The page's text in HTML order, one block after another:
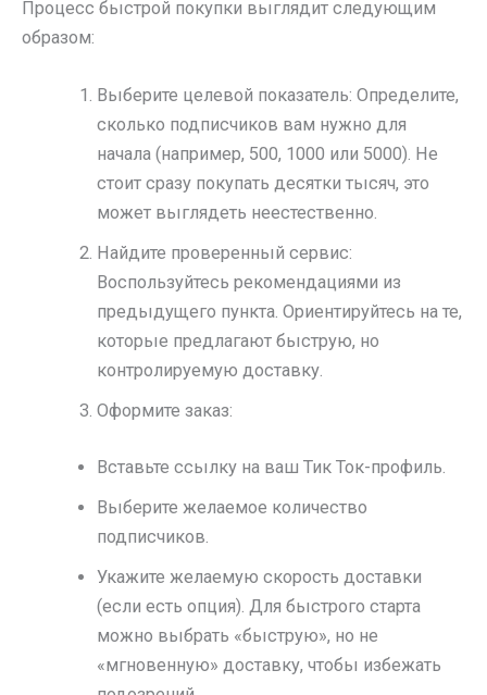
Процесс быстрой покупки выглядит следующим
образом:
Выберите целевой показатель: Определите,
сколько подписчиков вам нужно для
начала (например, 500, 1000 или 5000). Не
стоит сразу покупать десятки тысяч, это
может выглядеть неестественно.
Найдите проверенный сервис:
Воспользуйтесь рекомендациями из
предыдущего пункта. Ориентируйтесь на те,
которые предлагают быструю, но
контролируемую доставку.
Оформите заказ:
Вставьте ссылку на ваш Тик Ток-профиль.
Выберите желаемое количество
подписчиков.
Укажите желаемую скорость доставки
(если есть опция). Для быстрого старта
можно выбрать «быструю», но не
«мгновенную» доставку, чтобы избежать